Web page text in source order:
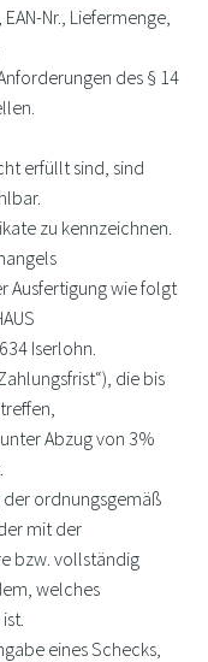
Nr., Liefermenge,
des § 14
erfüllt sind, sind
zu kennzeichnen.
Ausfertigung wie folgt
Iserlohn.
die bis
Abzug von 3%
der ordnungsgemäß
mit der
bzw. vollständig
welches
eines Schecks,